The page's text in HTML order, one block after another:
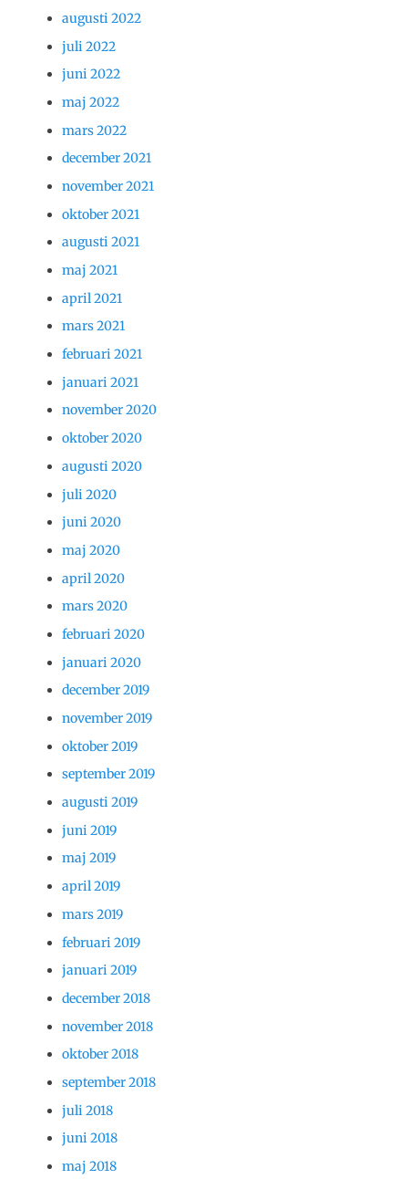
augusti 2022
juli 2022
juni 2022
maj 2022
mars 2022
december 2021
november 2021
oktober 2021
augusti 2021
maj 2021
april 2021
mars 2021
februari 2021
januari 2021
november 2020
oktober 2020
augusti 2020
juli 2020
juni 2020
maj 2020
april 2020
mars 2020
februari 2020
januari 2020
december 2019
november 2019
oktober 2019
september 2019
augusti 2019
juni 2019
maj 2019
april 2019
mars 2019
februari 2019
januari 2019
december 2018
november 2018
oktober 2018
september 2018
juli 2018
juni 2018
maj 2018